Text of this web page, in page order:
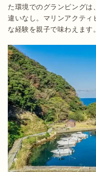
た環境でのグランピングは
違いなし。マリンアクティ
な経験を親子で味わえます。